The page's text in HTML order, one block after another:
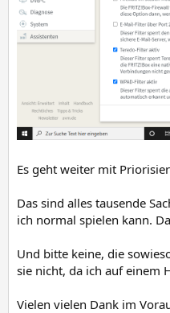
Es geht weiter mit
Das sind alles tausende
ich normal spielen kann.
Und bitte keine, die
sie nicht, da ich auf einem
Vielen vielen Dank im